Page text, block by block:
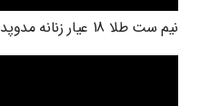
نیم ست طلا 18 عیار زنانه مدوپد مدل ستاره کد NA15587